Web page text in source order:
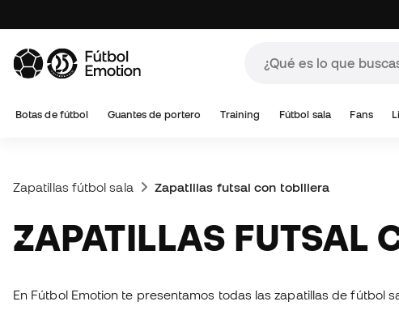
Botas de fútbol Guantes de portero Training Fútbol sala Fans
Zapatillas fútbol sala Zapatillas futsal con tobillera
ZAPATILLAS FUTSAL
En Fútbol Emotion te presentamos todas las zapatillas de fútbol